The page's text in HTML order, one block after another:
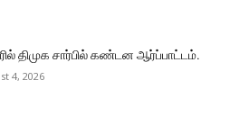
திமுக சார்பில் கண்டன ஆர்ப்பாட்டம்.
4, 2026